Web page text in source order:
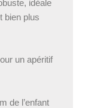
idéale
bien plus
un apéritif
de l’enfant